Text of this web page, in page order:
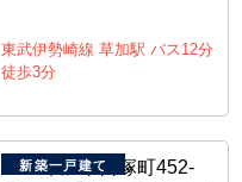
東武伊勢崎線 草加駅 バス12分
徒歩3分
新築一戸建て